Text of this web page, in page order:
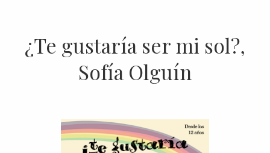
¿Te gustaría ser mi sol?,
Sofía Olguín